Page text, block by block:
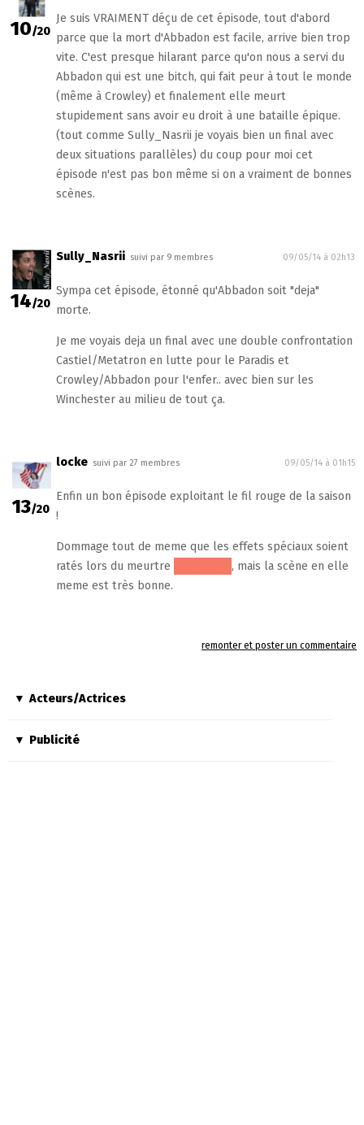
10/20
Je suis VRAIMENT déçu de cet épisode, tout d'abord
parce que la mort d'Abbadon est facile, arrive bien trop
vite. C'est presque hilarant parce qu'on nous a servi du
Abbadon qui est une bitch, qui fait peur à tout le monde
(même à Crowley) et finalement elle meurt
stupidement sans avoir eu droit à une bataille épique.
(tout comme Sully_Nasrii je voyais bien un final avec
deux situations parallèles) du coup pour moi cet
épisode n'est pas bon même si on a vraiment de bonnes
scènes.
14/20
Sully_Nasrii suivi par 9 membres 09/05/14 à 02h13
Sympa cet épisode, étonné qu'Abbadon soit "deja"
morte.
Je me voyais deja un final avec une double confrontation
Castiel/Metatron en lutte pour le Paradis et
Crowley/Abbadon pour l'enfer.. avec bien sur les
Winchester au milieu de tout ça.
13/20
locke suivi par 27 membres 09/05/14 à 01h15
Enfin un bon épisode exploitant le fil rouge de la saison
!
Dommage tout de meme que les effets spéciaux soient
ratés lors du meurtre
, mais la scène en elle
meme est très bonne.
remonter et poster un commentaire
Acteurs/Actrices
Publicité